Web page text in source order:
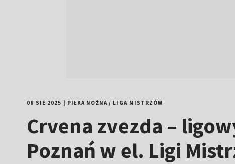
06 SIE 2025 PIŁKA NOŻNA/ LIGA MISTRZÓW
Crvena zvezda –
Poznań w el. Ligi